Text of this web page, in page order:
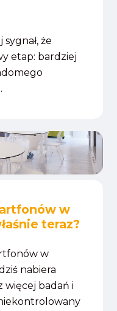
że
etap: bardziej
w
teraz?
w
nabiera
więcej badań i